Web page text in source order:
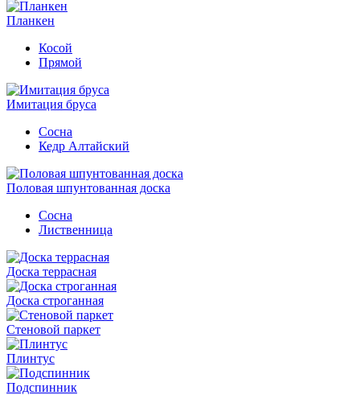
Планкен
Косой
Прямой
Имитация бруса
Сосна
Кедр Алтайский
Половая шпунтованная доска
Сосна
Лиственница
Доска террасная
Доска строганная
Стеновой паркет
Плинтус
Подспинник